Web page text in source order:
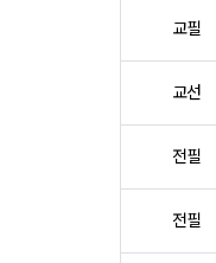
교필
교선
전필
전필